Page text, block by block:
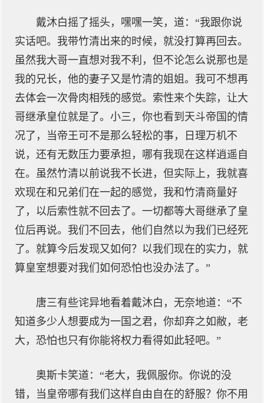
戴沐白摇了摇头，嘿嘿一笑，道：“我跟你说
实话吧。我带竹清出来的时候，就没打算再回去。
虽然我大哥一直想对我不利，但不论怎么说那也是
我的兄长，他的妻子又是竹清的姐姐。我可不想再
去体会一次骨肉相残的感觉。索性来个失踪，让大
哥继承皇位就是了。小三，你也看到天斗帝国的情
况了，当帝王可不是那么轻松的事，日理万机不
说，还有无数压力要承担，哪有我现在这样逍遥自
在。虽然竹清以前说我不长进，但实际上，我就喜
欢现在和兄弟们在一起的感觉，我和竹清商量好
了，以后索性就不回去了。一切都等大哥继承了皇
位后再说。我们不回去，他们自然以为我们已经死
了。就算今后发现又如何？以我们现在的实力，就
算皇室想要对我们如何恐怕也没办法了。”
唐三有些诧异地看着戴沐白，无奈地道：“不
知道多少人想要成为一国之君，你却弃之如敝，老
大，恐怕也只有你能将权力看得如此轻吧。”
奥斯卡笑道：“老大，我佩服你。你说的没
错，当皇帝哪有我们这样自由自在的舒服？你不用